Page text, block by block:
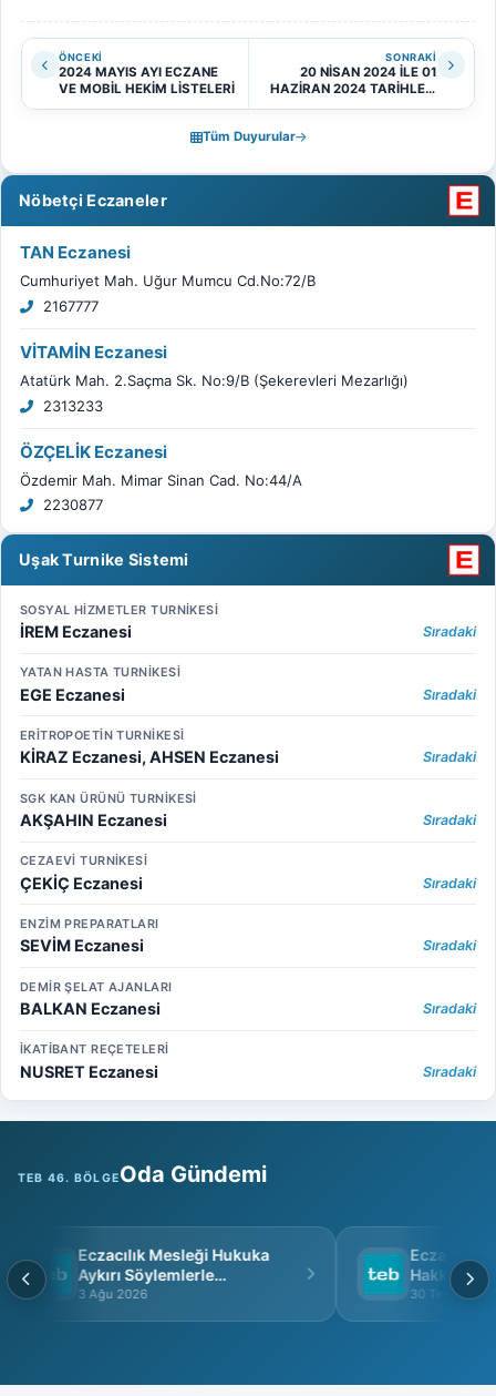
ÖNCEKI
2024 MAYIS AYI ECZANE
VE MOBİL HEKİM LİSTELERİ
SONRAKI
20 NİSAN 2024 İLE 01
HAZİRAN 2024 TARİHLERİ
ARASI ONLİNE
Tüm Duyurular
Nöbetçi Eczaneler
TAN Eczanesi
Cumhuriyet Mah. Uğur Mumcu Cd.No:72/B
2167777
VİTAMİN Eczanesi
Atatürk Mah. 2.Saçma Sk. No:9/B (Şekerevleri Mezarlığı)
2313233
ÖZÇELİK Eczanesi
Özdemir Mah. Mimar Sinan Cad. No:44/A
2230877
Uşak Turnike Sistemi
SOSYAL HİZMETLER TURNİKESİ
İREM Eczanesi Sıradaki
YATAN HASTA TURNİKESİ
EGE Eczanesi Sıradaki
ERİTROPOETİN TURNİKESİ
KİRAZ Eczanesi, AHSEN Eczanesi Sıradaki
SGK KAN ÜRÜNÜ TURNİKESİ
AKŞAHIN Eczanesi Sıradaki
CEZAEVİ TURNİKESİ
ÇEKİÇ Eczanesi Sıradaki
ENZİM PREPARATLARI
SEVİM Eczanesi Sıradaki
DEMİR ŞELAT AJANLARI
BALKAN Eczanesi Sıradaki
İKATİBANT REÇETELERİ
NUSRET Eczanesi Sıradaki
TEB 46. BÖLGEOda Gündemi
Eczacılık Mesleği Hukuka
Aykırı Söylemlerle
İtibarsızlaştırılamaz
3 Ağu 2026
Eczacı
Hakkında
30 Tem 2026